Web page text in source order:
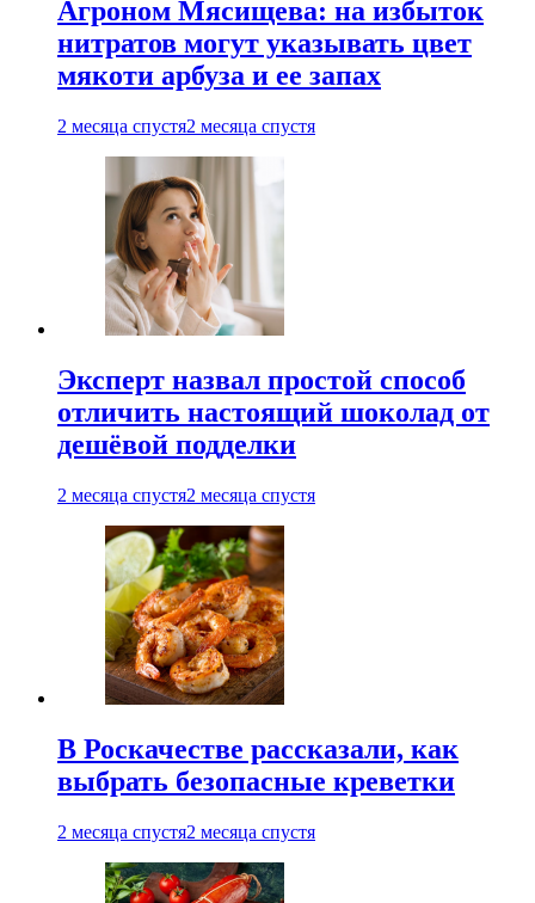
Агроном Мясищева: на избыток
нитратов могут указывать цвет
мякоти арбуза и ее запах
2 месяца спустя2 месяца спустя
Эксперт назвал простой способ
отличить настоящий шоколад от
дешёвой подделки
2 месяца спустя2 месяца спустя
В Роскачестве рассказали, как
выбрать безопасные креветки
2 месяца спустя2 месяца спустя